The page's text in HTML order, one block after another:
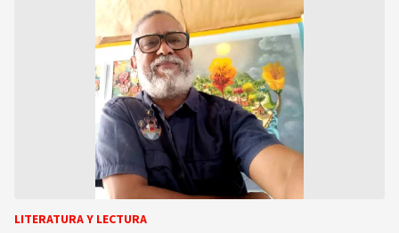
LITERATURA Y LECTURA